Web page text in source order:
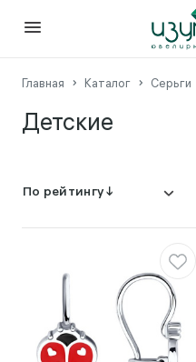
Главная Каталог Серьги
Детские